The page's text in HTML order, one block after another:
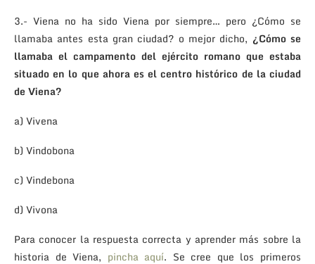
3.- Viena no ha sido Viena por siempre… pero ¿Cómo se
llamaba antes esta gran ciudad? o mejor dicho, ¿Cómo se
llamaba el campamento del ejército romano que estaba
situado en lo que ahora es el centro histórico de la ciudad
de Viena?
a) Vivena
b) Vindobona
c) Vindebona
d) Vivona
Para conocer la respuesta correcta y aprender más sobre la
historia de Viena, pincha aquí. Se cree que los primeros